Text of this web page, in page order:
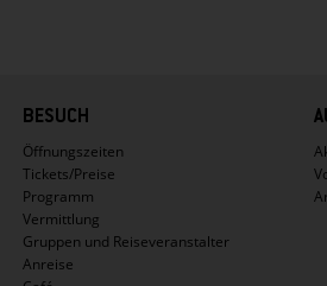
BESUCH
Öffnungszeiten
Tickets/Preise
Programm
Vermittlung
Gruppen und Reiseveranstalter
Anreise